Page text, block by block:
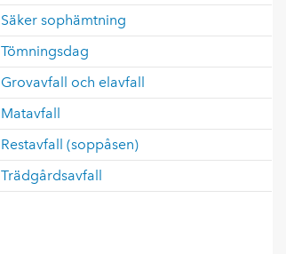
Säker sophämtning
Tömningsdag
Grovavfall och elavfall
Matavfall
Restavfall (soppåsen)
Trädgårdsavfall